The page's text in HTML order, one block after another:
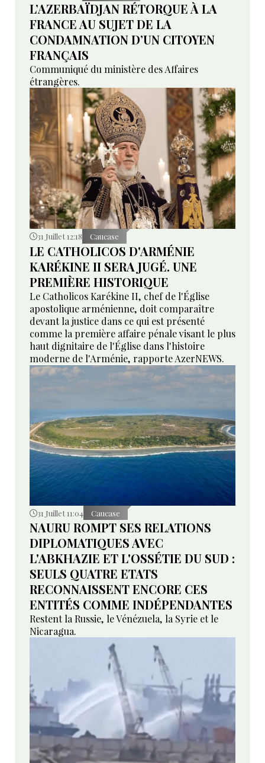
L’AZERBAÏDJAN RÉTORQUE À LA
FRANCE AU SUJET DE LA
CONDAMNATION D’UN CITOYEN
FRANÇAIS
Communiqué du ministère des Affaires
étrangères.
31 Juillet 12:18 Caucase
LE CATHOLICOS D'ARMÉNIE
KARÉKINE II SERA JUGÉ. UNE
PREMIÈRE HISTORIQUE
Le Catholicos Karékine II, chef de l'Église
apostolique arménienne, doit comparaître
devant la justice dans ce qui est présenté
comme la première affaire pénale visant le plus
haut dignitaire de l'Église dans l'histoire
moderne de l'Arménie, rapporte AzerNEWS.
31 Juillet 11:04 Caucase
NAURU ROMPT SES RELATIONS
DIPLOMATIQUES AVEC
L'ABKHAZIE ET L'OSSÉTIE DU SUD :
SEULS QUATRE ETATS
RECONNAISSENT ENCORE CES
ENTITÉS COMME INDÉPENDANTES
Restent la Russie, le Vénézuela, la Syrie et le
Nicaragua.